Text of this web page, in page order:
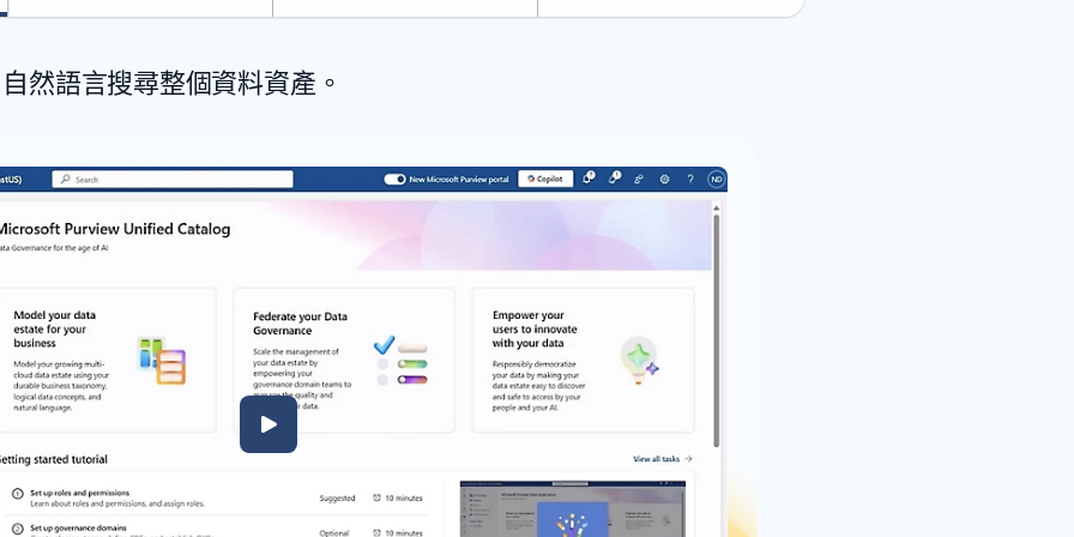
然語言搜尋整個資料資產。